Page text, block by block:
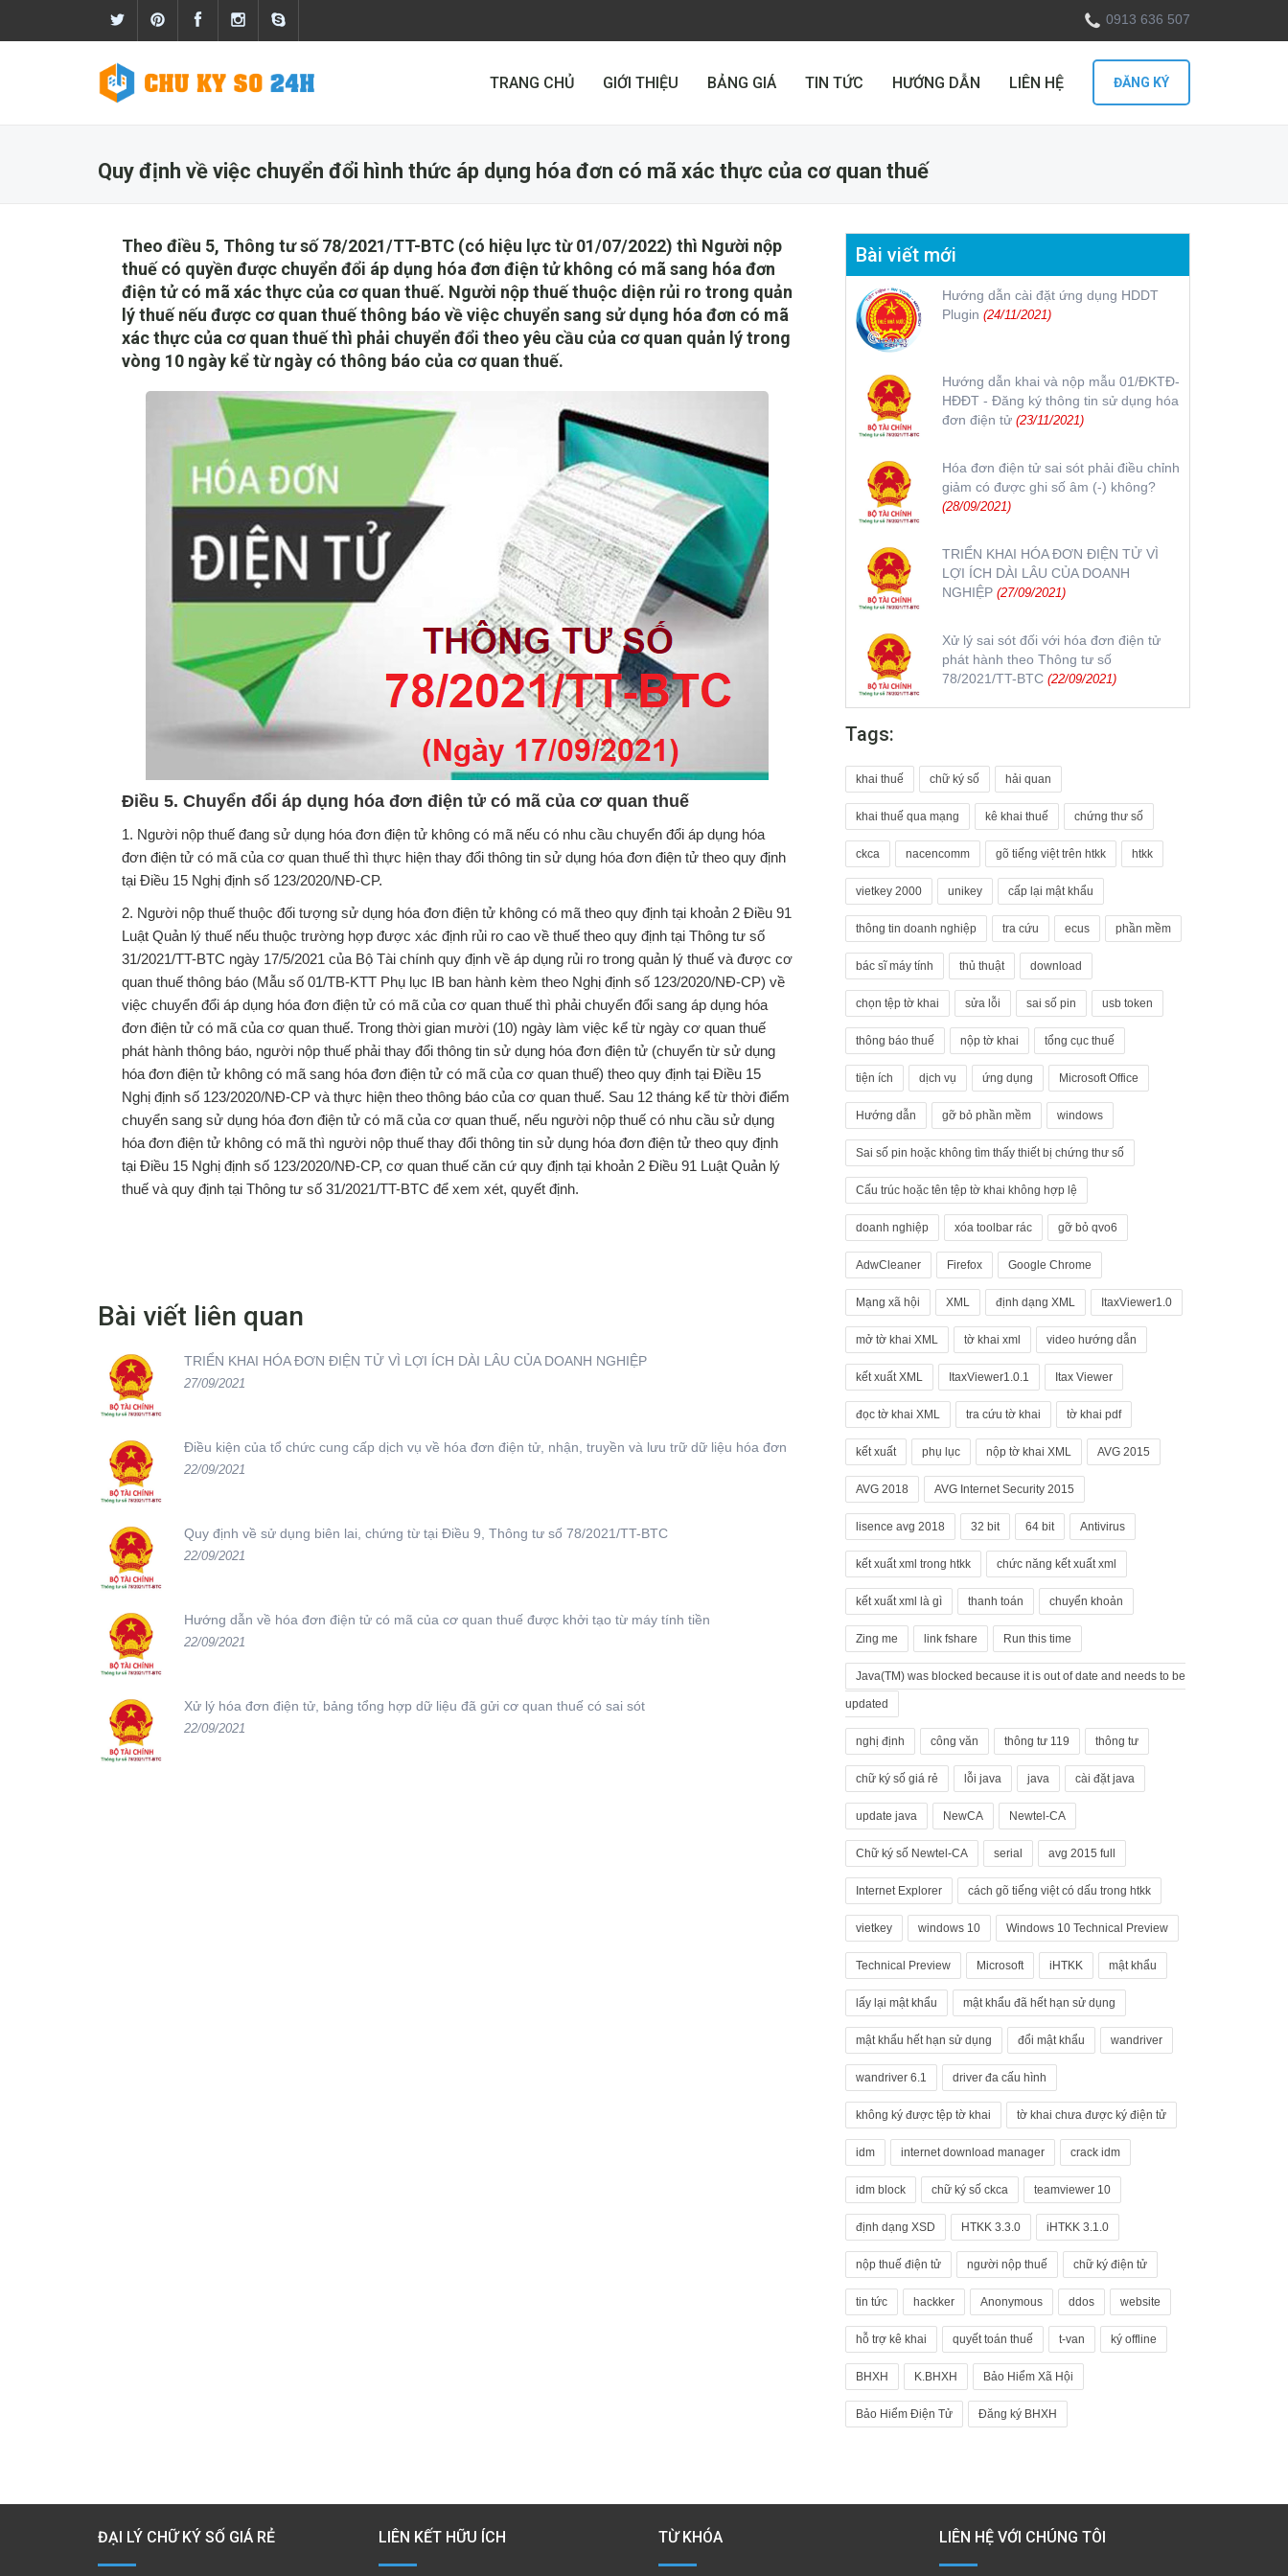
0913 636 507
TRANG CHỦ GIỚI THIỆU BẢNG GIÁ TIN TỨC HƯỚNG DẪN LIÊN HỆ ĐĂNG KÝ
Quy định về việc chuyển đổi hình thức áp dụng hóa đơn có mã xác thực của cơ quan thuế
Theo điều 5, Thông tư số 78/2021/TT-BTC (có hiệu lực từ 01/07/2022) thì Người nộp
thuế có quyền được chuyển đổi áp dụng hóa đơn điện tử không có mã sang hóa đơn
điện tử có mã xác thực của cơ quan thuế. Người nộp thuế thuộc diện rủi ro trong quản
lý thuế nếu được cơ quan thuế thông báo về việc chuyển sang sử dụng hóa đơn có mã
xác thực của cơ quan thuế thì phải chuyển đổi theo yêu cầu của cơ quan quản lý trong
vòng 10 ngày kể từ ngày có thông báo của cơ quan thuế.
Điều 5. Chuyển đổi áp dụng hóa đơn điện tử có mã của cơ quan thuế
1. Người nộp thuế đang sử dụng hóa đơn điện tử không có mã nếu có nhu cầu chuyển đổi áp dụng hóa
đơn điện tử có mã của cơ quan thuế thì thực hiện thay đổi thông tin sử dụng hóa đơn điện tử theo quy định
tại Điều 15 Nghị định số 123/2020/NĐ-CP.
2. Người nộp thuế thuộc đối tượng sử dụng hóa đơn điện tử không có mã theo quy định tại khoản 2 Điều 91
Luật Quản lý thuế nếu thuộc trường hợp được xác định rủi ro cao về thuế theo quy định tại Thông tư số
31/2021/TT-BTC ngày 17/5/2021 của Bộ Tài chính quy định về áp dụng rủi ro trong quản lý thuế và được cơ
quan thuế thông báo (Mẫu số 01/TB-KTT Phụ lục IB ban hành kèm theo Nghị định số 123/2020/NĐ-CP) về
việc chuyển đổi áp dụng hóa đơn điện tử có mã của cơ quan thuế thì phải chuyển đổi sang áp dụng hóa
đơn điện tử có mã của cơ quan thuế. Trong thời gian mười (10) ngày làm việc kể từ ngày cơ quan thuế
phát hành thông báo, người nộp thuế phải thay đổi thông tin sử dụng hóa đơn điện tử (chuyển từ sử dụng
hóa đơn điện tử không có mã sang hóa đơn điện tử có mã của cơ quan thuế) theo quy định tại Điều 15
Nghị định số 123/2020/NĐ-CP và thực hiện theo thông báo của cơ quan thuế. Sau 12 tháng kể từ thời điểm
chuyển sang sử dụng hóa đơn điện tử có mã của cơ quan thuế, nếu người nộp thuế có nhu cầu sử dụng
hóa đơn điện tử không có mã thì người nộp thuế thay đổi thông tin sử dụng hóa đơn điện tử theo quy định
tại Điều 15 Nghị định số 123/2020/NĐ-CP, cơ quan thuế căn cứ quy định tại khoản 2 Điều 91 Luật Quản lý
thuế và quy định tại Thông tư số 31/2021/TT-BTC để xem xét, quyết định.
Bài viết liên quan
TRIỂN KHAI HÓA ĐƠN ĐIỆN TỬ VÌ LỢI ÍCH DÀI LÂU CỦA DOANH NGHIỆP
27/09/2021
Điều kiện của tổ chức cung cấp dịch vụ về hóa đơn điện tử, nhận, truyền và lưu trữ dữ liệu hóa đơn
22/09/2021
Quy định về sử dụng biên lai, chứng từ tại Điều 9, Thông tư số 78/2021/TT-BTC
22/09/2021
Hướng dẫn về hóa đơn điện tử có mã của cơ quan thuế được khởi tạo từ máy tính tiền
22/09/2021
Xử lý hóa đơn điện tử, bảng tổng hợp dữ liệu đã gửi cơ quan thuế có sai sót
22/09/2021
Bài viết mới
Hướng dẫn cài đặt ứng dụng HDDT
Plugin (24/11/2021)
Hướng dẫn khai và nộp mẫu 01/ĐKTĐ-
HĐĐT - Đăng ký thông tin sử dụng hóa
đơn điện tử (23/11/2021)
Hóa đơn điện tử sai sót phải điều chỉnh
giảm có được ghi số âm (-) không?
(28/09/2021)
TRIỂN KHAI HÓA ĐƠN ĐIỆN TỬ VÌ
LỢI ÍCH DÀI LÂU CỦA DOANH
NGHIỆP (27/09/2021)
Xử lý sai sót đối với hóa đơn điện tử
phát hành theo Thông tư số
78/2021/TT-BTC (22/09/2021)
Tags:
khai thuế chữ ký số hải quan
khai thuế qua mạng kê khai thuế chứng thư số
ckca nacencomm gõ tiếng việt trên htkk htkk
vietkey 2000 unikey cấp lại mật khẩu
thông tin doanh nghiệp tra cứu ecus phần mềm
bác sĩ máy tính thủ thuật download
chọn tệp tờ khai sửa lỗi sai số pin usb token
thông báo thuế nộp tờ khai tổng cục thuế
tiện ích dịch vụ ứng dụng Microsoft Office
Hướng dẫn gỡ bỏ phần mềm windows
Sai số pin hoặc không tìm thấy thiết bị chứng thư số
Cấu trúc hoặc tên tệp tờ khai không hợp lệ
doanh nghiệp xóa toolbar rác gỡ bỏ qvo6
AdwCleaner Firefox Google Chrome
Mạng xã hội XML định dạng XML ItaxViewer1.0
mở tờ khai XML tờ khai xml video hướng dẫn
kết xuất XML ItaxViewer1.0.1 Itax Viewer
đọc tờ khai XML tra cứu tờ khai tờ khai pdf
kết xuất phụ lục nộp tờ khai XML AVG 2015
AVG 2018 AVG Internet Security 2015
lisence avg 2018 32 bit 64 bit Antivirus
kết xuất xml trong htkk chức năng kết xuất xml
kết xuất xml là gì thanh toán chuyển khoản
Zing me link fshare Run this time
Java(TM) was blocked because it is out of date and needs to be
updated
nghị định công văn thông tư 119 thông tư
chữ ký số giá rẻ lỗi java java cài đặt java
update java NewCA Newtel-CA
Chữ ký số Newtel-CA serial avg 2015 full
Internet Explorer cách gõ tiếng việt có dấu trong htkk
vietkey windows 10 Windows 10 Technical Preview
Technical Preview Microsoft iHTKK mật khẩu
lấy lại mật khẩu mật khẩu đã hết hạn sử dụng
mật khẩu hết hạn sử dụng đổi mật khẩu wandriver
wandriver 6.1 driver đa cấu hình
không ký được tệp tờ khai tờ khai chưa được ký điện tử
idm internet download manager crack idm
idm block chữ ký số ckca teamviewer 10
định dạng XSD HTKK 3.3.0 iHTKK 3.1.0
nộp thuế điện tử người nộp thuế chữ ký điện tử
tin tức hackker Anonymous ddos website
hỗ trợ kê khai quyết toán thuế t-van ký offline
BHXH K.BHXH Bảo Hiểm Xã Hội
Bảo Hiểm Điện Tử Đăng ký BHXH
ĐẠI LÝ CHỮ KÝ SỐ GIÁ RẺ LIÊN KẾT HỮU ÍCH TỪ KHÓA LIÊN HỆ VỚI CHÚNG TÔI